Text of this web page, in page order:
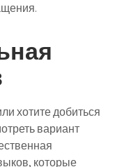
хотите добиться
вариант
которые